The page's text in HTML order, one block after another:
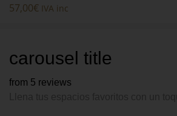
57,00€ IVA inc
carousel title
from 5 reviews